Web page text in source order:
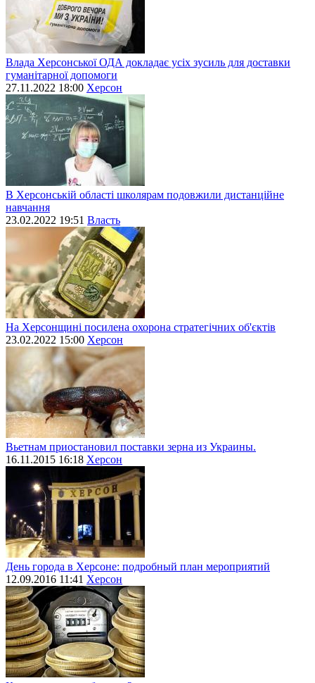
Влада Херсонської ОДА докладає усіх зусиль для доставки
гуманітарної допомоги
27.11.2022 18:00 Херсон
В Херсонській області школярам подовжили дистанційне
навчання
23.02.2022 19:51 Власть
На Херсонщині посилена охорона стратегічних об'єктів
23.02.2022 15:00 Херсон
Вьетнам приостановил поставки зерна из Украины.
16.11.2015 16:18 Херсон
День города в Херсоне: подробный план мероприятий
12.09.2016 11:41 Херсон